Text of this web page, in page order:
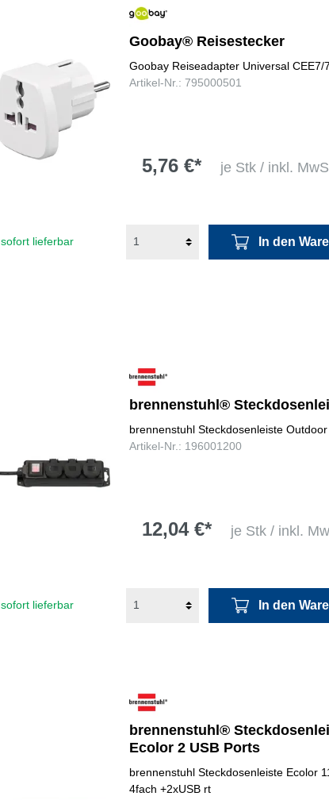
Goobay® Reisestecker
Goobay Reiseadapter Universal CEE7/
Artikel-Nr.: 795000501
5,76 €* je Stk / inkl.
sofort lieferbar In den
brennenstuhl®
brennenstuhl Steckdosenleiste
Artikel-Nr.: 196001200
12,04 €* je Stk / inkl.
sofort lieferbar In den
brennenstuhl®
Ecolor 2 USB Ports
brennenstuhl Steckdosenleiste Ecolor
4fach +2xUSB rt